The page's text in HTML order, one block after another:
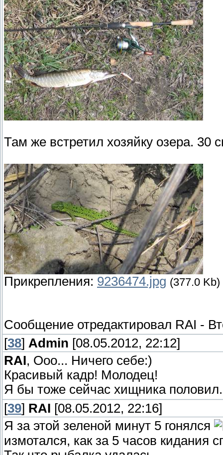
Там же встретил хозяйку озера. 30
Прикрепления: 9236474.jpg (377.0 Kb)
Сообщение отредактировал RAI -
[38] Admin [08.05.2012, 22:12]
RAI, Ооо... Ничего себе:)
Красивый кадр! Молодец!
Я бы тоже сейчас хищника
[39] RAI [08.05.2012, 22:16]
Я за этой зеленой минут 5 гонялся
измотался, как за 5 часов кидания